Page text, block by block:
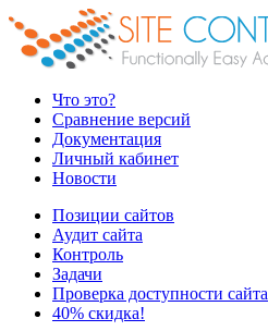
Что это?
Сравнение версий
Документация
Личный кабинет
Новости
Позиции сайтов
Аудит сайта
Контроль
Задачи
Проверка доступности сайта
40% скидка!